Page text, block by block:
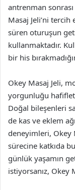
antrenman sonrası
Masaj Jeli’ni tercih
süren oturuşun
kullanmaktadır.
bir his
Okey Masaj Jeli,
yorgunluğu
Doğal bileşenleri
de kas ve eklem
deneyimleri, Okey
sürecine katkıda
günlük yaşamın
istiyorsanız, Okey